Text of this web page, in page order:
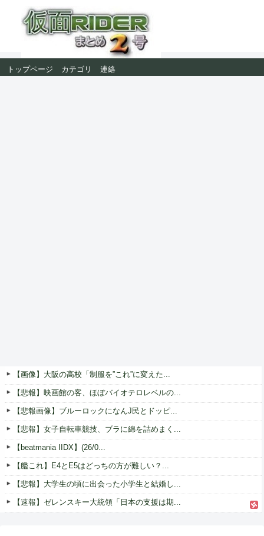
トップページ カテゴリ 連絡
【画像】大阪の高校「制服を”これ”に変えた...
【悲報】映画館の客、ほぼバイオテロレベルの...
【悲報画像】ブルーロックになんJ民とドッピ...
【悲報】女子自転車競技、ブラに綿を詰めまく...
【beatmania IIDX】(26/0...
【艦これ】E4とE5はどっちの方が難しい？...
【悲報】大学生の頃に出会った小学生と結婚し...
【速報】ゼレンスキー大統領「日本の支援は期...